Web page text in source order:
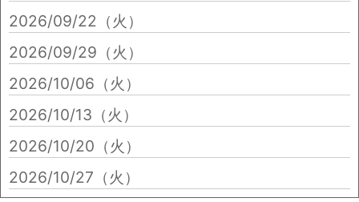
2026/09/22（火）
2026/09/29（火）
2026/10/06（火）
2026/10/13（火）
2026/10/20（火）
2026/10/27（火）